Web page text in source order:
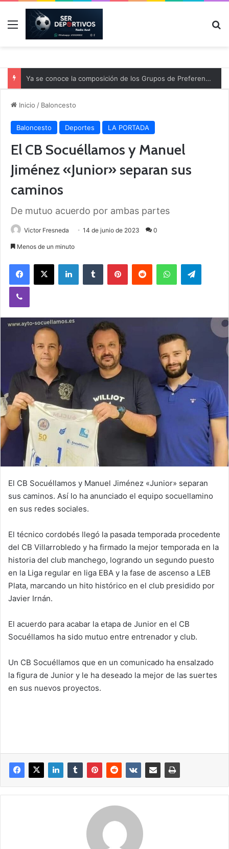
Menú
Ya se conoce la composición de los Grupos de Preferente y el calendario
Inicio / Baloncesto
Baloncesto Deportes LA PORTADA
El CB Socuéllamos y Manuel
Jiménez «Junior» separan sus
caminos
De mutuo acuerdo por ambas partes
Victor Fresneda 14 de junio de 2023 0
Menos de un minuto
El CB Socuéllamos y Manuel Jiménez «Junior» separan
sus caminos. Así lo ha anunciado el equipo socuellamino
en sus redes sociales.
El técnico cordobés llegó la pasada temporada procedente
del CB Villarrobledo y ha firmado la mejor temporada en la
historia del club manchego, logrando un segundo puesto
en la Liga regular en liga EBA y la fase de ascenso a LEB
Plata, marcando un hito histórico en el club presidido por
Javier Irnán.
El acuerdo para acabar la etapa de Junior en el CB
Socuéllamos ha sido mutuo entre entrenador y club.
Un CB Socuéllamos que en un comunicado ha ensalzado
la figura de Junior y le ha deseado la mejor de las suertes
en sus nuevos proyectos.